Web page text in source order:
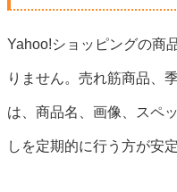
Yahoo!ショッピングの商
りません。売れ筋商品、
は、商品名、画像、スペ
しを定期的に行う方が安